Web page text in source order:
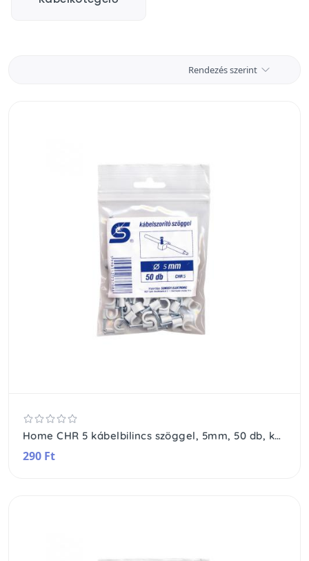
Rendezés szerint
Home CHR 5 kábelbilincs szöggel, 5mm, 50 db, kerek vezetékhez
290 Ft